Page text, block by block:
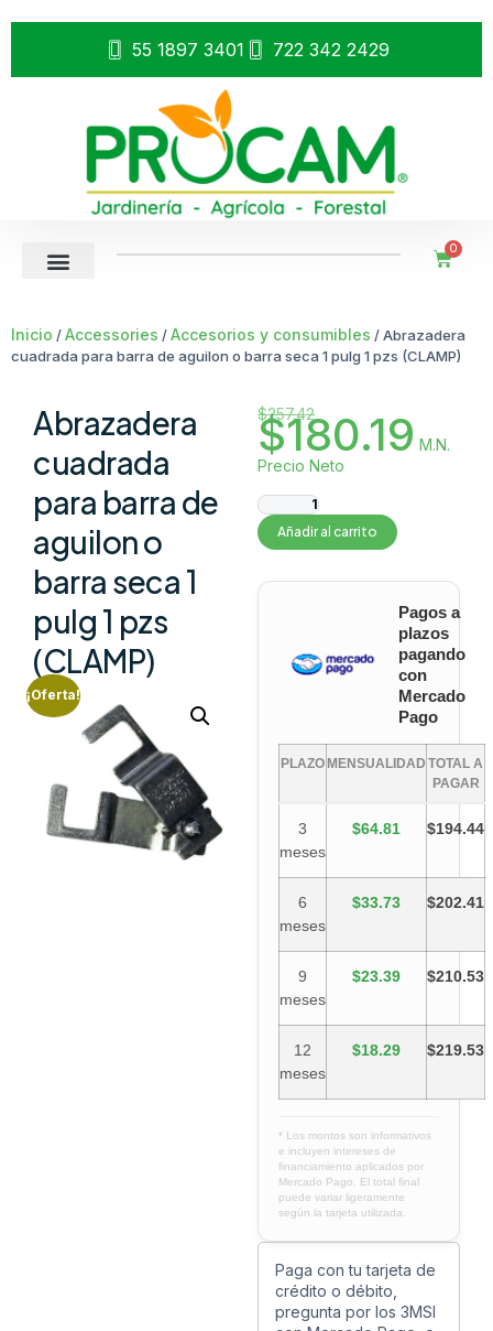
55 1897 3401 722 342 2429
0
Inicio /Accessories /Accesorios y consumibles / Abrazadera
cuadrada para barra de aguilon o barra seca 1 pulg 1 pzs (CLAMP)
Abrazadera
cuadrada
para barra de
aguilon o
barra seca 1
pulg 1 pzs
(CLAMP)
¡Oferta!
$257.42
$180.19 M.N.
Precio Neto
Añadir al carrito
Pagos a
plazos
pagando
con
Mercado
Pago
PLAZO MENSUALIDAD TOTAL A
PAGAR
3
meses
$64.81 $194.44
6
meses
$33.73 $202.41
9
meses
$23.39 $210.53
12
meses
$18.29 $219.53
* Los montos son informativos
e incluyen intereses de
financiamiento aplicados por
Mercado Pago. El total final
puede variar ligeramente
según la tarjeta utilizada.
Paga con tu tarjeta de
crédito o débito,
pregunta por los 3MSI